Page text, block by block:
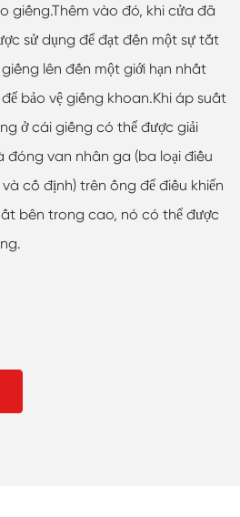
giếng.Thêm vào đó, khi cửa đã
sử dụng để đạt đến một sự tắt
lên đến một giới hạn nhất
bảo vệ giếng khoan.Khi áp suất
ở cái giếng có thể được giải
van nhân ga (ba loại điều
cố định) trên ống để điều khiển
bên trong cao, nó có thể được